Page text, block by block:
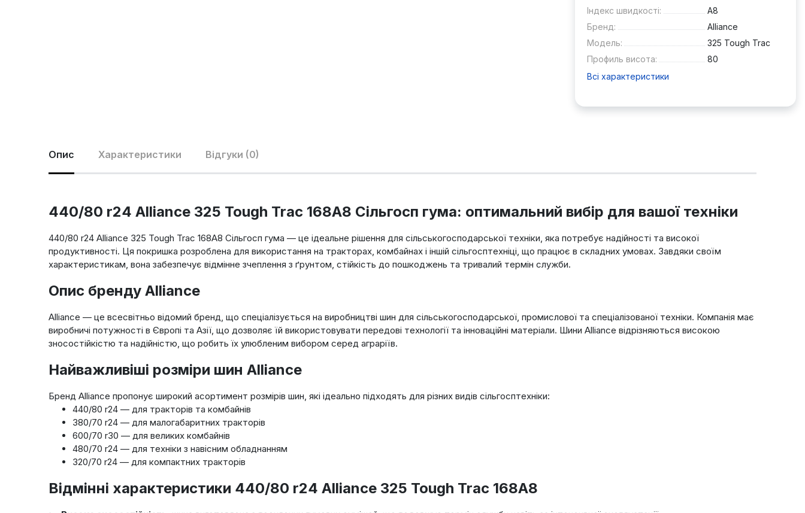
Індекс швидкості:
A8
Бренд:
Alliance
Модель:
325 Tough Trac
Профиль висота:
80
Всі характеристики
Опис Характеристики Відгуки (0)
440/80 r24 Alliance 325 Tough Trac 168A8 Сільгосп гума: оптимальний вибір для вашої техніки
440/80 r24 Alliance 325 Tough Trac 168A8 Сільгосп гума — це ідеальне рішення для сільськогосподарської техніки, яка потребує надійності та високої
продуктивності. Ця покришка розроблена для використання на тракторах, комбайнах і іншій сільгосптехніці, що працює в складних умовах. Завдяки своїм
характеристикам, вона забезпечує відмінне зчеплення з ґрунтом, стійкість до пошкоджень та тривалий термін служби.
Опис бренду Alliance
Alliance — це всесвітньо відомий бренд, що спеціалізується на виробництві шин для сільськогосподарської, промислової та спеціалізованої техніки. Компанія має
виробничі потужності в Європі та Азії, що дозволяє їй використовувати передові технології та інноваційні матеріали. Шини Alliance відрізняються високою
зносостійкістю та надійністю, що робить їх улюбленим вибором серед аграріїв.
Найважливіші розміри шин Alliance
Бренд Alliance пропонує широкий асортимент розмірів шин, які ідеально підходять для різних видів сільгосптехніки:
440/80 r24 — для тракторів та комбайнів
380/70 r24 — для малогабаритних тракторів
600/70 r30 — для великих комбайнів
480/70 r24 — для техніки з навісним обладнанням
320/70 r24 — для компактних тракторів
Відмінні характеристики 440/80 r24 Alliance 325 Tough Trac 168A8